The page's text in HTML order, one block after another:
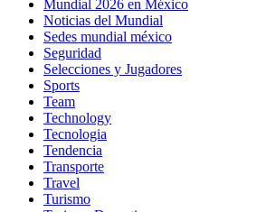
Mundial 2026 en México
Noticias del Mundial
Sedes mundial méxico
Seguridad
Selecciones y Jugadores
Sports
Team
Technology
Tecnologia
Tendencia
Transporte
Travel
Turismo